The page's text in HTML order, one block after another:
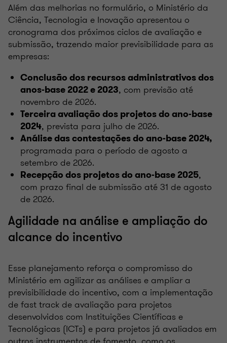
Além das melhorias no formulário, o Ministério da
Ciência, Tecnologia e Inovação apresentou o
cronograma dos próximos ciclos de avaliação e
submissão, trazendo maior previsibilidade para as
empresas:
Conclusão dos recursos administrativos dos
anos-base 2022 e 2023, com previsão até
novembro de 2026.
Terceira avaliação dos projetos do ano-base
2024, prevista para julho de 2026.
Análise das contestações do ano-base 2024,
programada para o período de agosto a
setembro de 2026.
Recepção dos projetos do ano-base 2025,
com prazo final de submissão até 31 de agosto
de 2026.
Agilidade na análise e ampliação do
alcance do incentivo
Esse planejamento reforça o compromisso do
Ministério em agilizar as análises e ampliar a
previsibilidade do incentivo, com a implementação
de fast track de avaliação para projetos
desenvolvidos com Instituições Científicas e
Tecnológicas (ICTs) e para projetos já avaliados em